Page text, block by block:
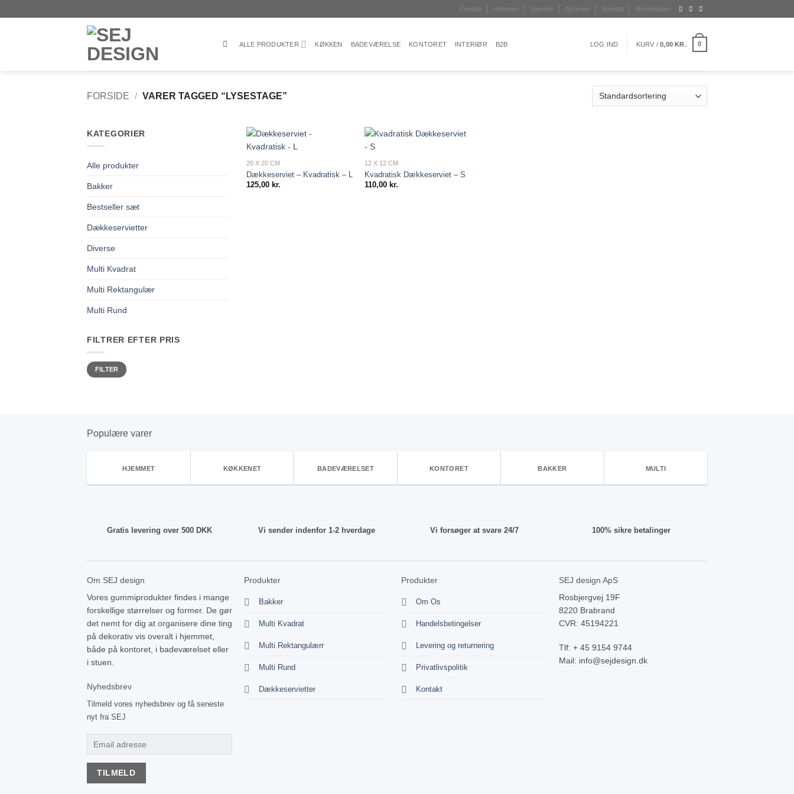
til
Forside Historien Værdier Nyheder Kontakt Nyhedsbrev
ALLE PRODUKTER KØKKEN BADEVÆRELSE KONTORET INTERIØR B2B LOG IND KURV /0,00KR. 0
FORSIDE / VARER TAGGED “LYSESTAGE”
KATEGORIER
Alle produkter
Bakker
Bestseller sæt
Dækkeservietter
Diverse
Multi Kvadrat
Multi Rektangulær
Multi Rund
FILTRER EFTER PRIS
Mindste
pris
Højeste
prisFILTER
20 X 20 CM
Dækkeserviet – Kvadratisk – L
125,00 kr.
12 X 12 CM
Kvadratisk Dækkeserviet – S
110,00 kr.
Populære varer
HJEMMET KØKKENET BADEVÆRELSET KONTORET BAKKER MULTI
Gratis levering over 500 DKK Vi sender indenfor 1-2 hverdage Vi forsøger at svare 24/7 100% sikre betalinger
Om SEJ design
Vores gummiprodukter findes i mange
forskellige størrelser og former. De gør
det nemt for dig at organisere dine ting
på dekorativ vis overalt i hjemmet,
både på kontoret, i badeværelset eller
i stuen.
Nyhedsbrev
Tilmeld vores nyhedsbrev og få seneste
nyt fra SEJ
Produkter
Bakker
Multi Kvadrat
Multi Rektangulærr
Multi Rund
Dækkeservietter
Produkter
Om Os
Handelsbetingelser
Levering og returnering
Privatlivspolitik
Kontakt
SEJ design ApS
Rosbjergvej 19F
8220 Brabrand
CVR: 45194221
Tlf: + 45 9154 9744
Mail: info@sejdesign.dk